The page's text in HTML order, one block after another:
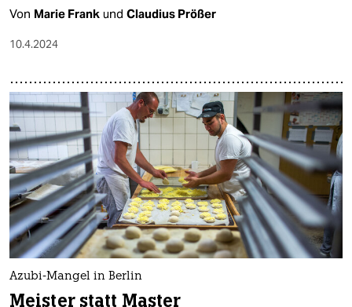
Von Marie Frank und Claudius Prößer
10.4.2024
Azubi-Mangel in Berlin
Meister statt Master